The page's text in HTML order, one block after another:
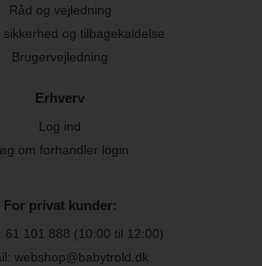
Råd og vejledning
sikkerhed og tilbagekaldelse
Brugervejledning
Erhverv
Log ind
om forhandler login
For privat kunder:
61 101 888 (10:00 til 12:00)
webshop@babytrold.dk